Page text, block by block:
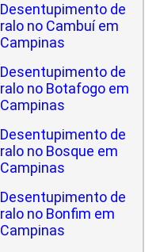
Desentupimento de
ralo no Cambuí em
Campinas
Desentupimento de
ralo no Botafogo em
Campinas
Desentupimento de
ralo no Bosque em
Campinas
Desentupimento de
ralo no Bonfim em
Campinas